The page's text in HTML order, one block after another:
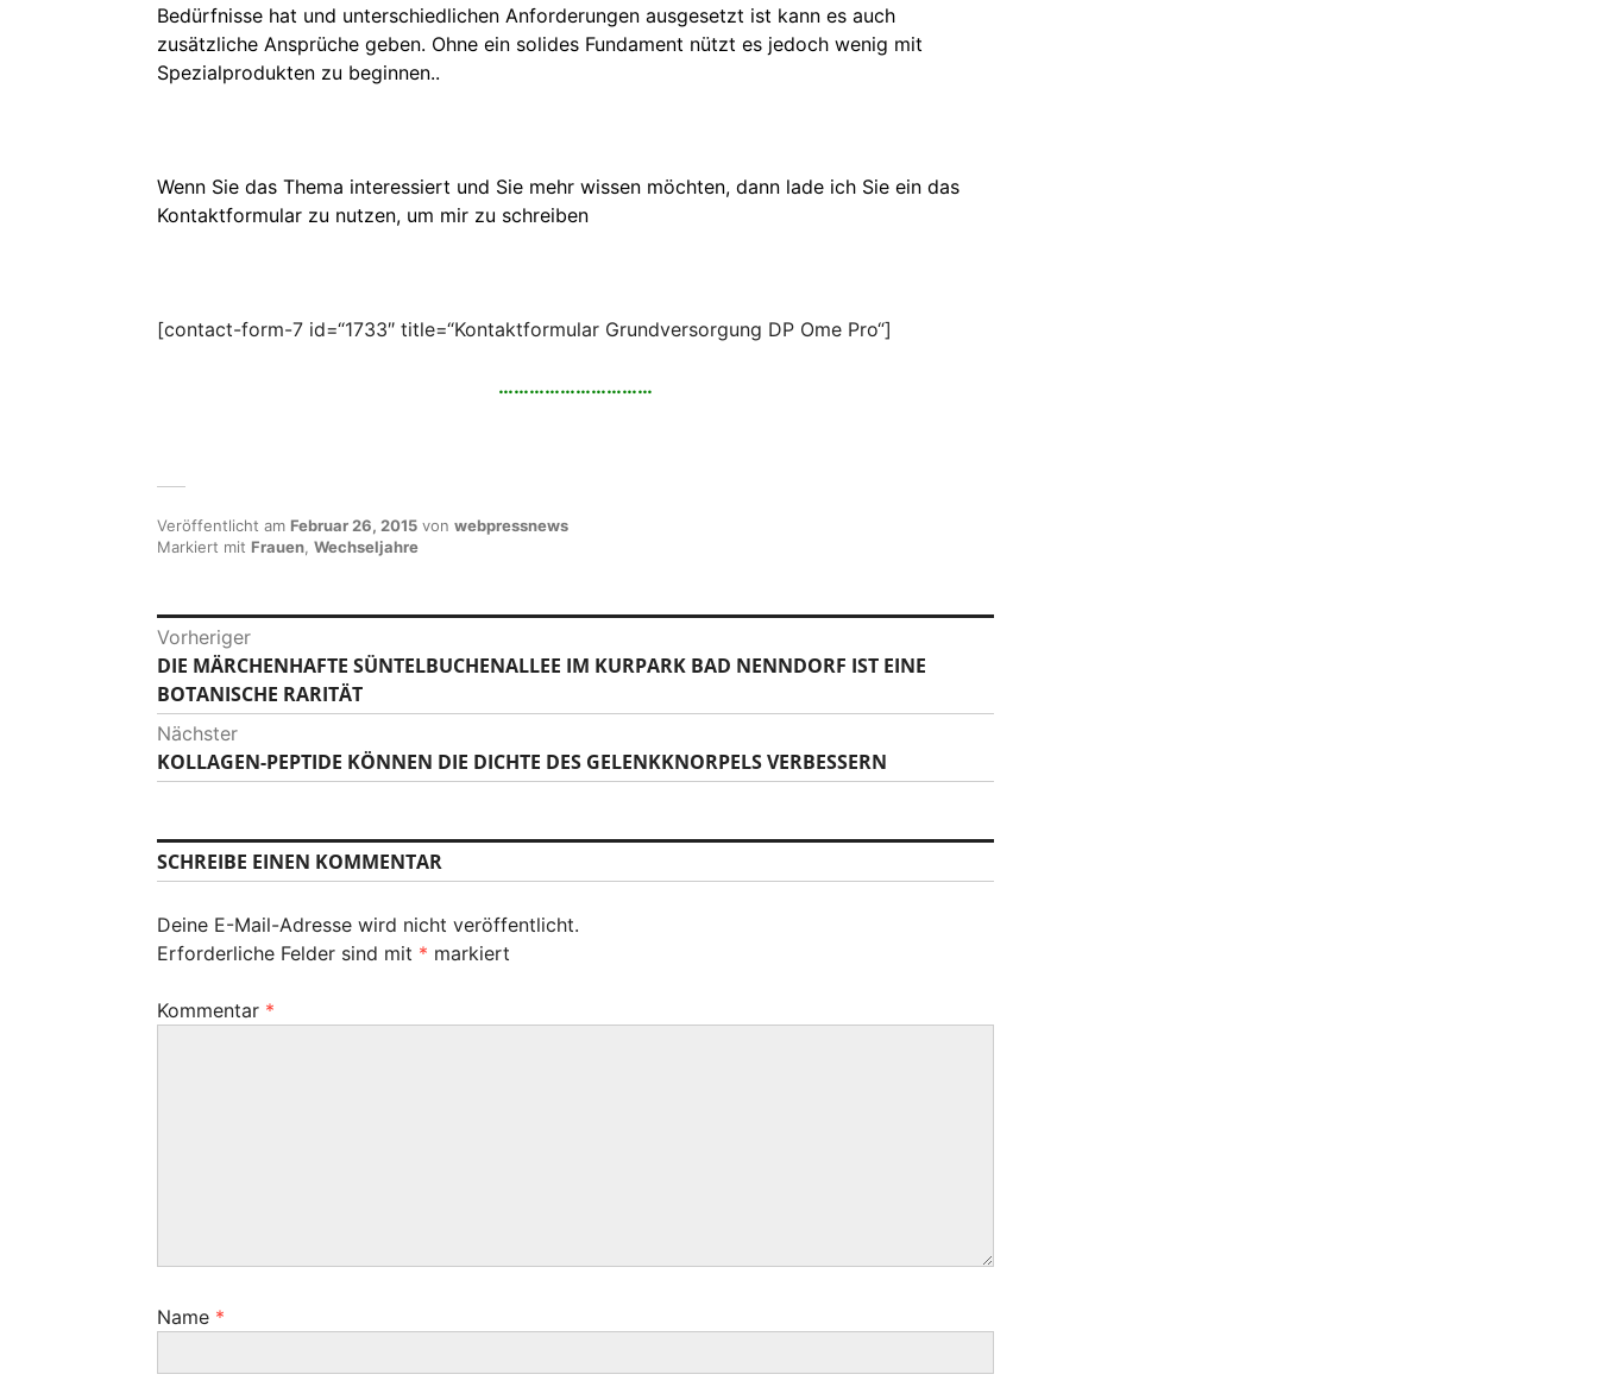
Bedürfnisse hat und unterschiedlichen Anforderungen ausgesetzt ist kann es auch
zusätzliche Ansprüche geben. Ohne ein solides Fundament nützt es jedoch wenig mit
Spezialprodukten zu beginnen..
Wenn Sie das Thema interessiert und Sie mehr wissen möchten, dann lade ich Sie ein das
Kontaktformular zu nutzen, um mir zu schreiben
[contact-form-7 id=“1733″ title=“Kontaktformular Grundversorgung DP Ome Pro“]
…………………………
Veröffentlicht am Februar 26, 2015 von webpressnews
Markiert mit Frauen Wechseljahre
B
e
i
t
a
g
s
N
t
i
o
Vorheriger
V
o
r
h
e
i
g
r
B
i
DIE MÄRCHENHAFTE SÜNTELBUCHENALLEE IM KURPARK BAD NENNDORF IST EINE
BOTANISCHE RARITÄT
Nächster
N
ä
h
s
e
r
e
KOLLAGEN-PEPTIDE KÖNNEN DIE DICHTE DES GELENKKNORPELS VERBESSERN
SCHREIBE EINEN KOMMENTAR
Deine E-Mail-Adresse wird nicht veröffentlicht.
Erforderliche Felder sind mit * markiert
Kommentar *
Name *